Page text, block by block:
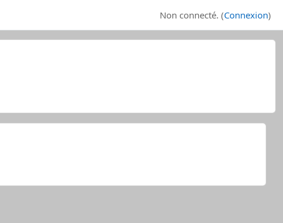
Non connecté. (Connexion)